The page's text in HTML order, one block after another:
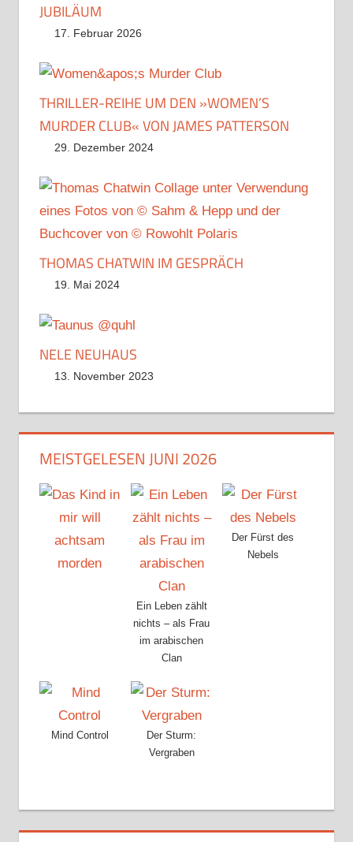
JUBILÄUM
17. Februar 2026
THRILLER-REIHE UM DEN »WOMEN’S
MURDER CLUB« VON JAMES PATTERSON
29. Dezember 2024
THOMAS CHATWIN IM GESPRÄCH
19. Mai 2024
NELE NEUHAUS
13. November 2023
MEISTGELESEN JUNI 2026
Ein Leben zählt
nichts – als Frau
im arabischen
Clan
Der Fürst des
Nebels
Mind Control
Der Sturm:
Vergraben